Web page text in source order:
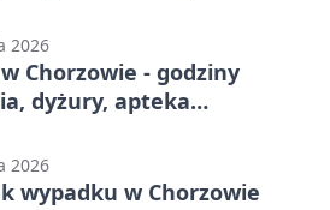
2026
Chorzowie - godziny
dyżury, apteka
2026
wypadku w Chorzowie